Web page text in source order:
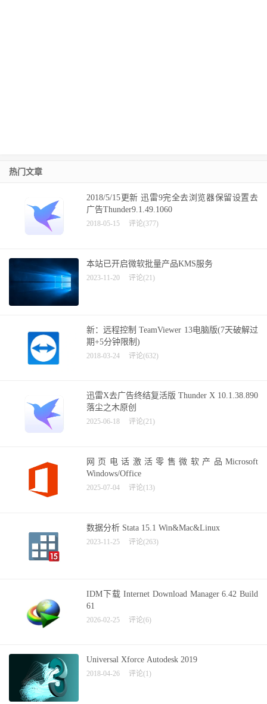
热门文章
2018/5/15更新 迅雷9完全去浏览器保留设置去
广告Thunder9.1.49.1060
2018-05-15 评论(377)
本站已开启微软批量产品KMS服务
2023-11-20 评论(21)
新：远程控制 TeamViewer 13电脑版(7天破解过
期+5分钟限制)
2018-03-24 评论(632)
迅雷X去广告终结复活版 Thunder X 10.1.38.890
落尘之木原创
2025-06-18 评论(21)
网页电话激活零售微软产品Microsoft
Windows/Office
2025-07-04 评论(13)
数据分析 Stata 15.1 Win&Mac&Linux
2023-11-25 评论(263)
IDM下载 Internet Download Manager 6.42 Build
61
2026-02-25 评论(6)
Universal Xforce Autodesk 2019
2018-04-26 评论(1)